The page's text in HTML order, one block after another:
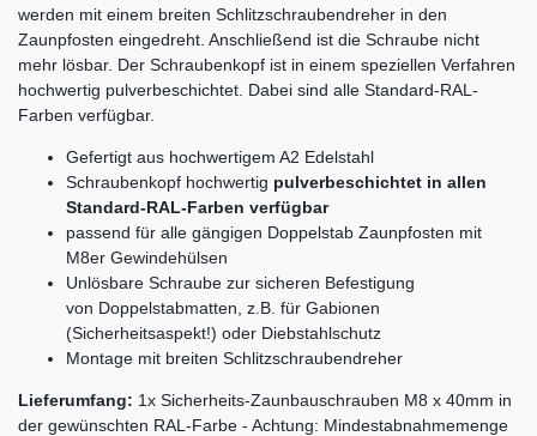
werden mit einem breiten Schlitzschraubendreher in den
Zaunpfosten eingedreht. Anschließend ist die Schraube nicht
mehr lösbar. Der Schraubenkopf ist in einem speziellen Verfahren
hochwertig pulverbeschichtet. Dabei sind alle Standard-RAL-
Farben verfügbar.
Gefertigt aus hochwertigem A2 Edelstahl
Schraubenkopf hochwertig pulverbeschichtet in allen
Standard-RAL-Farben verfügbar
passend für alle gängigen Doppelstab Zaunpfosten mit
M8er Gewindehülsen
Unlösbare Schraube zur sicheren Befestigung
von Doppelstabmatten, z.B. für Gabionen
(Sicherheitsaspekt!) oder Diebstahlschutz
Montage mit breiten Schlitzschraubendreher
Lieferumfang: 1x Sicherheits-Zaunbauschrauben M8 x 40mm in
der gewünschten RAL-Farbe - Achtung: Mindestabnahmemenge